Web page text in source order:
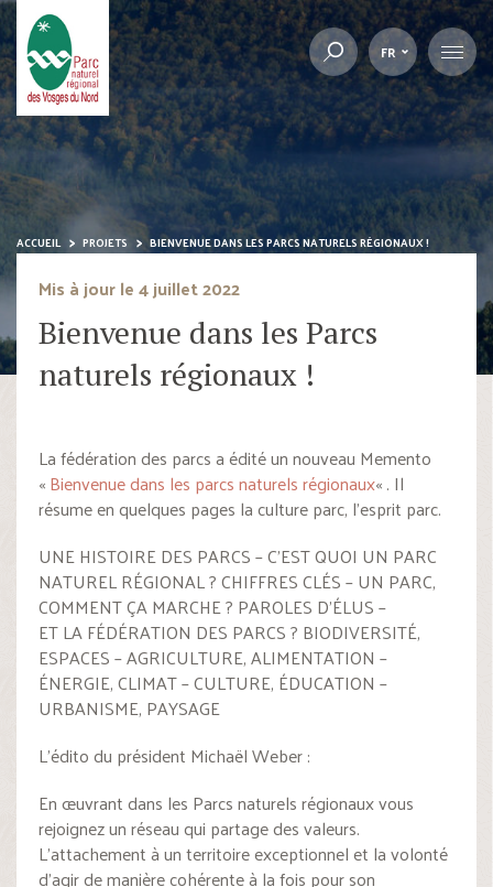
FR
ACCUEIL PROJETS BIENVENUE DANS LES PARCS NATURELS RÉGIONAUX !
Mis à jour le 4 juillet 2022
Bienvenue dans les Parcs
naturels régionaux !
La fédération des parcs a édité un nouveau Memento
«Bienvenue dans les parcs naturels régionaux« . Il
résume en quelques pages la culture parc, l’esprit parc.
UNE HISTOIRE DES PARCS – C’EST QUOI UN PARC
NATUREL RÉGIONAL ? CHIFFRES CLÉS – UN PARC,
COMMENT ÇA MARCHE ? PAROLES D’ÉLUS –
ET LA FÉDÉRATION DES PARCS ? BIODIVERSITÉ,
ESPACES – AGRICULTURE, ALIMENTATION –
ÉNERGIE, CLIMAT – CULTURE, ÉDUCATION –
URBANISME, PAYSAGE
L’édito du président Michaël Weber :
En œuvrant dans les Parcs naturels régionaux vous
rejoignez un réseau qui partage des valeurs.
L’attachement à un territoire exceptionnel et la volonté
d’agir de manière cohérente à la fois pour son